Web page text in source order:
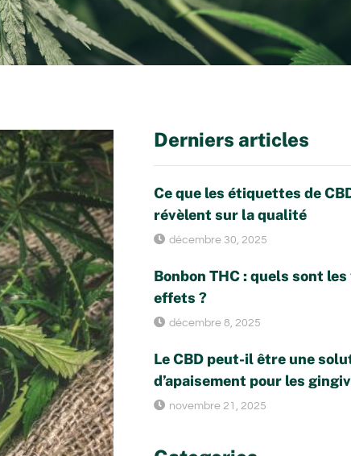
Derniers articles
Ce que les étiquettes de
révèlent sur la qualité
décembre 30, 2025
Bonbon THC : quels sont
effets ?
décembre 8, 2025
Le CBD peut-il être une
d’apaisement pour les
novembre 21, 2025